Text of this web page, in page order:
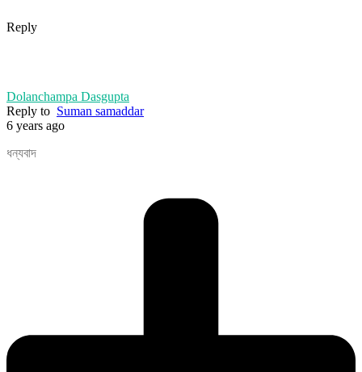
Reply
Dolanchampa Dasgupta
Reply to Suman samaddar
6 years ago
ধন্যবাদ